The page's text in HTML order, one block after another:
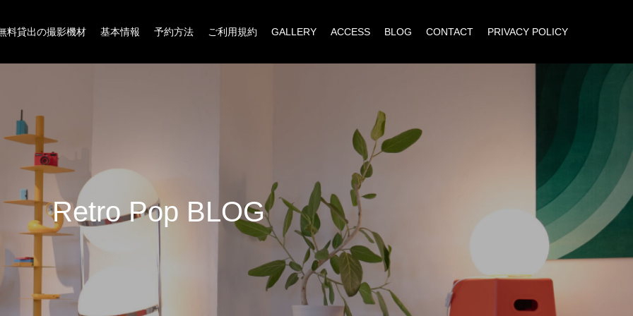
料貸出の撮影機材 基本情報 予約方法 ご利用規約 GALLERY ACCESS BLOG CONTACT PRIVACY POLICY
Retro Pop BLOG